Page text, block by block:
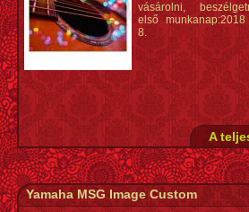
vásárolni,
első
8.
A
Yamaha MSG Image Custom